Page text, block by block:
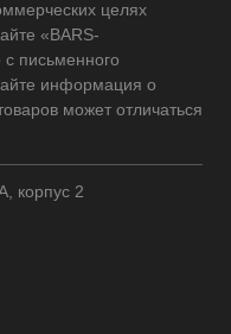
целях
«BARS-
с письменного
информация о
может отличаться
корпус 2